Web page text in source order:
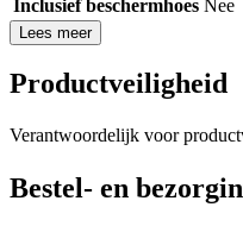
Inclusief beschermhoes Nee
Lees meer
Productveiligheid
Verantwoordelijk voor
Bestel- en